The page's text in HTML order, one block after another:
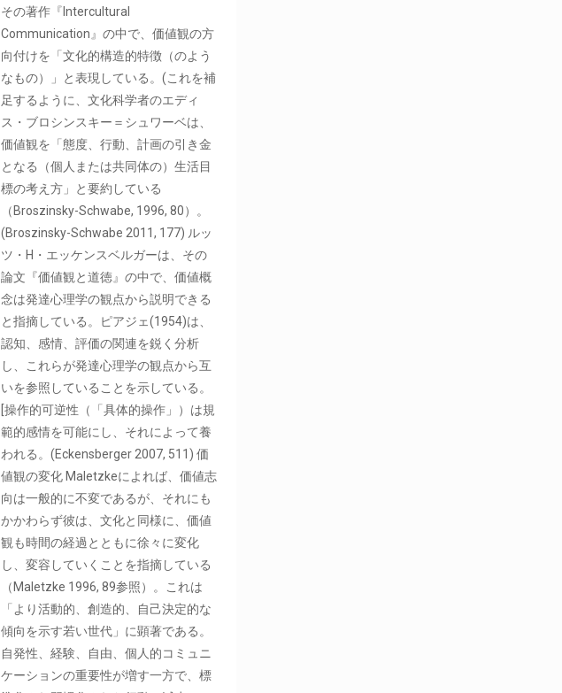
その著作『Intercultural
Communication』の中で、価値観の方
向付けを「文化的構造的特徴（のよう
なもの）」と表現している。(これを補
足するように、文化科学者のエディ
ス・ブロシンスキー＝シュワーベは、
価値観を「態度、行動、計画の引き金
となる（個人または共同体の）生活目
標の考え方」と要約している
（Broszinsky-Schwabe, 1996, 80）。
(Broszinsky-Schwabe 2011, 177) ルッ
ツ・H・エッケンスベルガーは、その
論文『価値観と道徳』の中で、価値概
念は発達心理学の観点から説明できる
と指摘している。ピアジェ(1954)は、
認知、感情、評価の関連を鋭く分析
し、これらが発達心理学の観点から互
いを参照していることを示している。
[操作的可逆性（「具体的操作」）は規
範的感情を可能にし、それによって養
われる。(Eckensberger 2007, 511) 価
値観の変化 Maletzkeによれば、価値志
向は一般的に不変であるが、それにも
かかわらず彼は、文化と同様に、価値
観も時間の経過とともに徐々に変化
し、変容していくことを指摘している
（Maletzke 1996, 89参照）。これは
「より活動的、創造的、自己決定的な
傾向を示す若い世代」に顕著である。
自発性、経験、自由、個人的コミュニ
ケーションの重要性が増す一方で、標